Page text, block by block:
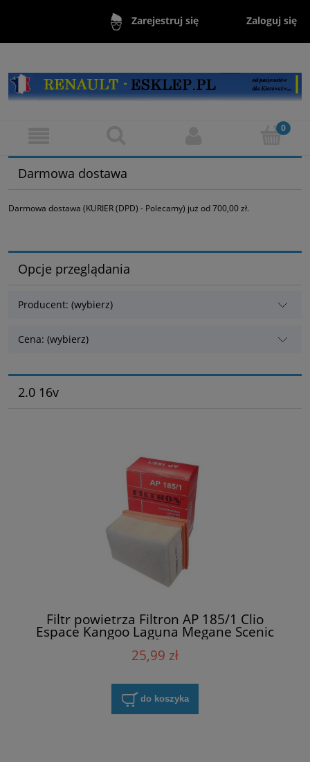
Zarejestruj się Zaloguj się
Darmowa dostawa
Darmowa dostawa (KURIER (DPD) - Polecamy) już od 700,00 zł.
Opcje przeglądania
Producent: (wybierz)
Cena: (wybierz)
2.0 16v
Filtr powietrza Filtron AP 185/1 Clio
Espace Kangoo Laguna Megane Scenic
Trafic II
25,99 zł
do koszyka